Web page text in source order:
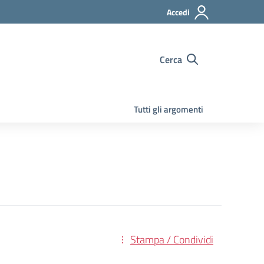
Accedi
Cerca
Tutti gli argomenti
Stampa / Condividi